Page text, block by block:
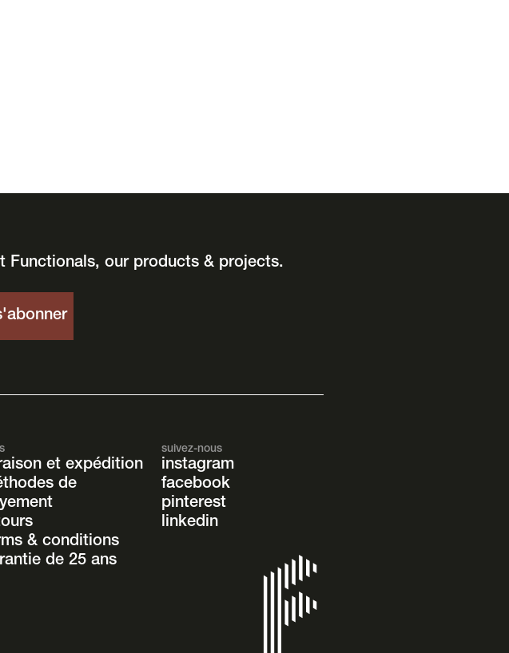
Functionals, our products & projects.
et expédition
de
& conditions
de 25 ans
suivez-nous
instagram
facebook
pinterest
linkedin